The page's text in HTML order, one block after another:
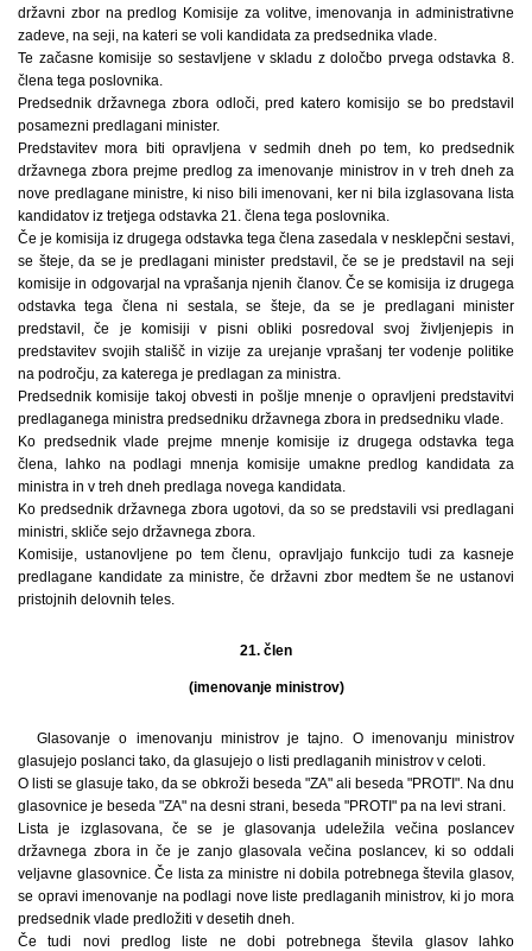
državni zbor na predlog Komisije za volitve, imenovanja in administrativne
zadeve, na seji, na kateri se voli kandidata za predsednika vlade.
Te začasne komisije so sestavljene v skladu z določbo prvega odstavka 8.
člena tega poslovnika.
Predsednik državnega zbora odloči, pred katero komisijo se bo predstavil
posamezni predlagani minister.
Predstavitev mora biti opravljena v sedmih dneh po tem, ko predsednik
državnega zbora prejme predlog za imenovanje ministrov in v treh dneh za
nove predlagane ministre, ki niso bili imenovani, ker ni bila izglasovana lista
kandidatov iz tretjega odstavka 21. člena tega poslovnika.
Če je komisija iz drugega odstavka tega člena zasedala v nesklepčni sestavi,
se šteje, da se je predlagani minister predstavil, če se je predstavil na seji
komisije in odgovarjal na vprašanja njenih članov. Če se komisija iz drugega
odstavka tega člena ni sestala, se šteje, da se je predlagani minister
predstavil, če je komisiji v pisni obliki posredoval svoj življenjepis in
predstavitev svojih stališč in vizije za urejanje vprašanj ter vodenje politike
na področju, za katerega je predlagan za ministra.
Predsednik komisije takoj obvesti in pošlje mnenje o opravljeni predstavitvi
predlaganega ministra predsedniku državnega zbora in predsedniku vlade.
Ko predsednik vlade prejme mnenje komisije iz drugega odstavka tega
člena, lahko na podlagi mnenja komisije umakne predlog kandidata za
ministra in v treh dneh predlaga novega kandidata.
Ko predsednik državnega zbora ugotovi, da so se predstavili vsi predlagani
ministri, skliče sejo državnega zbora.
Komisije, ustanovljene po tem členu, opravljajo funkcijo tudi za kasneje
predlagane kandidate za ministre, če državni zbor medtem še ne ustanovi
pristojnih delovnih teles.
21. člen
(imenovanje ministrov)
Glasovanje o imenovanju ministrov je tajno. O imenovanju ministrov
glasujejo poslanci tako, da glasujejo o listi predlaganih ministrov v celoti.
O listi se glasuje tako, da se obkroži beseda "ZA" ali beseda "PROTI". Na dnu
glasovnice je beseda "ZA" na desni strani, beseda "PROTI" pa na levi strani.
Lista je izglasovana, če se je glasovanja udeležila večina poslancev
državnega zbora in če je zanjo glasovala večina poslancev, ki so oddali
veljavne glasovnice. Če lista za ministre ni dobila potrebnega števila glasov,
se opravi imenovanje na podlagi nove liste predlaganih ministrov, ki jo mora
predsednik vlade predložiti v desetih dneh.
Če tudi novi predlog liste ne dobi potrebnega števila glasov lahko